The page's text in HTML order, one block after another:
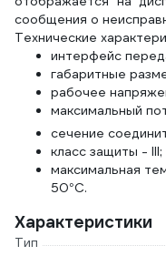
сообщения о
Технические
интерфейс
габаритные
рабочее
максимальный
сечение
класс защиты - III;
максимальная
50°C.
Характеристики
Тип